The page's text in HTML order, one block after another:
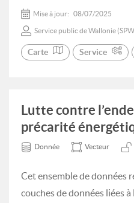
Mise à jour: 08/07/2025
Service public de Wallonie
Carte Service
Lutte contre
précarité
Donnée Vecteur
Cet ensemble de données
couches de données liées